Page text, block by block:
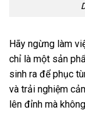
Hãy ngừng làm
chỉ là một sản
sinh ra để phục
và trải nghiệm
lên đỉnh mà